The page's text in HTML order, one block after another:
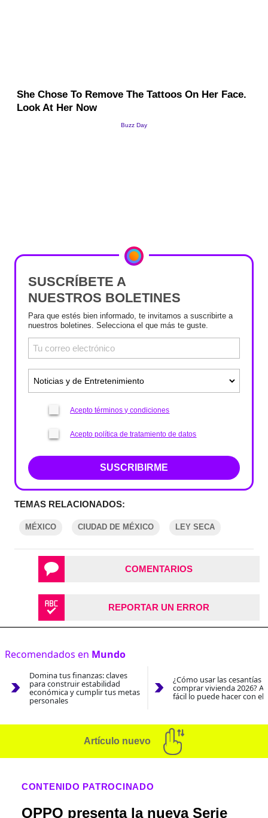
SUSCRÍBETE A
NUESTROS BOLETINES
Para que estés bien informado, te invitamos a suscribirte a
nuestros boletines. Selecciona el que más te guste.
Acepto términos y condiciones
Acepto política de tratamiento de datos
SUSCRIBIRME
TEMAS RELACIONADOS:
MÉXICO CIUDAD DE MÉXICO LEY SECA
COMENTARIOS
REPORTAR UN ERROR
Recomendados en Mundo
Domina tus finanzas: claves
para construir estabilidad
económica y cumplir tus metas
personales
¿Cómo usar las cesantías
comprar vivienda 2026?
fácil lo puede hacer con el
Artículo nuevo
CONTENIDO PATROCINADO
OPPO presenta la nueva Serie